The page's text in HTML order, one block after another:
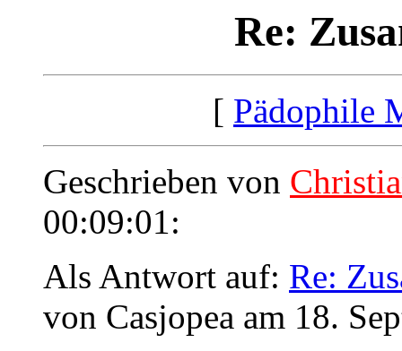
Re:
[ Pädophile
Geschrieben von
00:09:01:
Als Antwort auf: Re:
von Casjopea am 18.